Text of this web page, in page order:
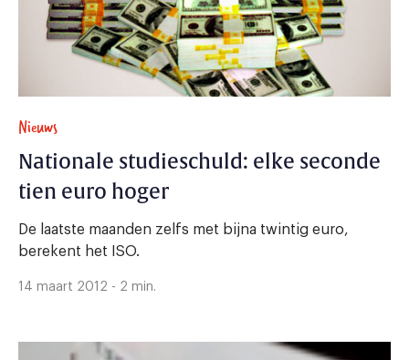
Nieuws
Nationale studieschuld: elke seconde
tien euro hoger
De laatste maanden zelfs met bijna twintig euro,
berekent het ISO.
14 maart 2012 - 2 min.